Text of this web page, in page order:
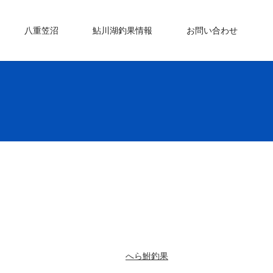
八重笠沼 鮎川湖釣果情報 お問い合わせ
へら鮒釣果